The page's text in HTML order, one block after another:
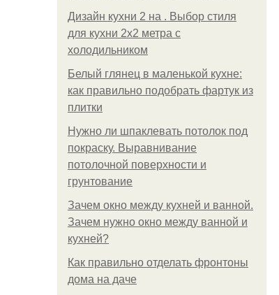
Дизайн кухни 2 на . Выбор стиля
для кухни 2х2 метра с
холодильником
Белый глянец в маленькой кухне:
как правильно подобрать фартук из
плитки
Нужно ли шпаклевать потолок под
покраску. Выравнивание
потолочной поверхности и
грунтование
Зачем окно между кухней и ванной.
Зачем нужно окно между ванной и
кухней?
Как правильно отделать фронтоны
дома на даче